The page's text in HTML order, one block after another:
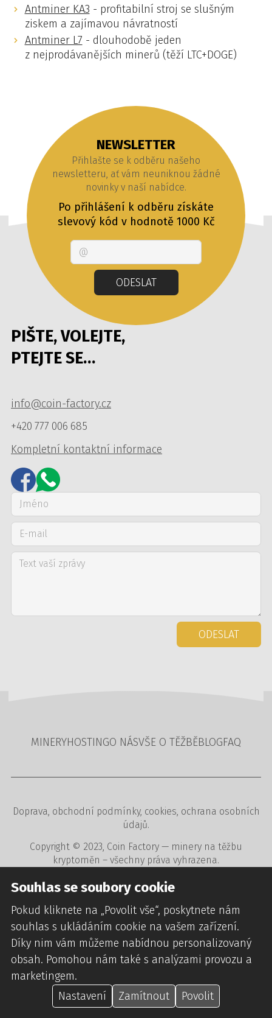
Antminer KA3 - profitabilní stroj se slušným
ziskem a zajímavou návratností
Antminer L7 - dlouhodobě jeden
z nejprodávanějších minerů (těží LTC+DOGE)
PIŠTE, VOLEJTE,
PTEJTE SE…
info@coin-factory.cz
+420 777 006 685
Kompletní kontaktní informace
NEWSLETTER
Přihlašte se k odběru našeho
newsletteru, ať vám neuniknou žádné
novinky v naší nabídce.
Po přihlášení k odběru získáte
slevový kód v hodnotě 1000 Kč
ODESLAT
ODESLAT
MINERYHOSTINGO NÁSVŠE O TĚŽBĚBLOGFAQ
Doprava, obchodní podmínky, cookies, ochrana osobních
údajů.
Copyright © 2023, Coin Factory — minery na těžbu
kryptoměn – všechny práva vyhrazena.
Tvorba www stránek
redakční a rezervační systémy
webdesign digitální agentura CREATION.CZ
Souhlas se soubory cookie
Pokud kliknete na „Povolit vše“, poskytnete nám
souhlas s ukládáním cookie na vašem zařízení.
Díky nim vám můžeme nabídnou personalizovaný
obsah. Pomohou nám také s analýzami provozu a
marketingem.
Nastavení
Zamítnout Povolit